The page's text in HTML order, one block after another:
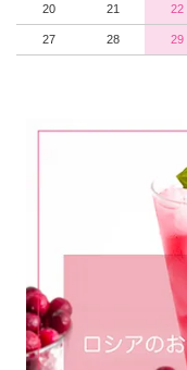
20 21 22
27 28 29